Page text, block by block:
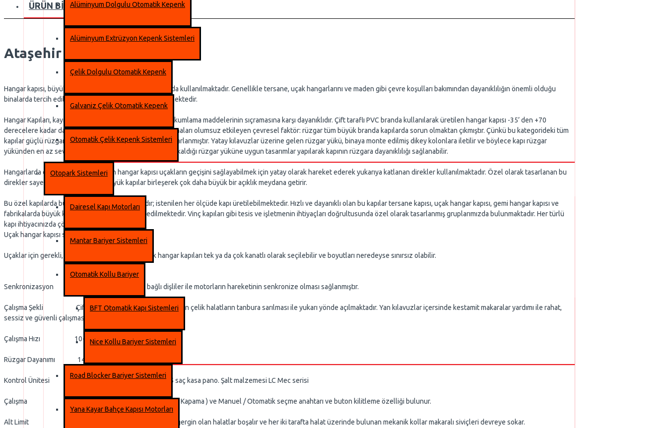
Alüminyum Dolgulu Otomatik Kepenk
Alüminyum Extrüzyon Kepenk Sistemleri
Çelik Dolgulu Otomatik Kepenk
Galvaniz Çelik Otomatik Kepenk
Otomatik Çelik Kepenk Sistemleri
Otopark Sistemleri
Dairesel Kapı Motorları
Mantar Bariyer Sistemleri
Otomatik Kollu Bariyer
BFT Otomatik Kapı Sistemleri
Nice Kollu Bariyer Sistemleri
Road Blocker Bariyer Sistemleri
Yana Kayar Bahçe Kapısı Motorları
ÜRÜN BILGISI MÜŞTERI YORUMLARI
Ataşehir Hangar Kapısı
Hangar kapısı, büyük ölçülerde kapı açıklığı olan binalarda kullanılmaktadır. Genellikle tersane, uçak hangarlarını ve maden gibi çevre koşulları bakımından dayanıklılığın önemli olduğu
binalarda tercih edilmektedir. Mega kapı olarak da bilinmektedir.
Hangar Kapıları, kaynak ve bileme kaynaklı kıvılcım ya da kumlama maddelerinin sıçramasına karşı dayanıklıdır. Çift taraflı PVC branda kullanılarak üretilen hangar kapısı -35’ den +70
derecelere kadar dayanıklıdır. En çok karşılaşılan ve çalışmaları olumsuz etkileyen çevresel faktör: rüzgar tüm büyük branda kapılarda sorun olmaktan çıkmıştır. Çünkü bu kategorideki tüm
kapılar güçlü rüzgar yükünü minimize edecek şekilde tasarlanmıştır. Yatay kılavuzlar üzerine gelen rüzgar yükü, binaya monte edilmiş dikey kolonlara iletilir ve böylece kapı rüzgar
yükünden en az seviyede etkilenmiş olur. Tesisin maruz kaldığı rüzgar yüküne uygun tasarımlar yapılarak kapının rüzgara dayanıklılığı sağlanabilir.
Hangarlarda da oldukça tercih edilen hangar kapısı uçakların geçişini sağlayabilmek için yatay olarak hareket ederek yukarıya katlanan direkler kullanılmaktadır. Özel olarak tasarlanan bu
direkler sayesinde yan yana olan büyük kapılar birleşerek çok daha büyük bir açıklık meydana getirir.
Bu özel kapılarda büyüklük neredeyse sınırsızdır; istenilen her ölçüde kapı üretilebilmektedir. Hızlı ve dayanıklı olan bu kapılar tersane kapısı, uçak hangar kapısı, gemi hangar kapısı ve
fabrikalarda büyük kapılarınızı kapatmak tercih edilmektedir. Vinç kapıları gibi tesis ve işletmenin ihtiyaçları doğrultusunda özel olarak tasarlanmış gruplarımızda bulunmaktadır. Her türlü
kapı ihtiyacınızda çözüm ortağınızız.
Uçak hangar kapısı sistemleri
Uçaklar için gerekli, genellikle çok geniş olan uçak hangar kapıları tek ya da çok kanatlı olarak seçilebilir ve boyutları neredeyse sınırsız olabilir.
Senkronizasyon Tamburlar ve bunlara bağlı dişliler ile motorların hareketinin senkronize olması sağlanmıştır.
Çalışma Şekli Çift motor kullanılarak her iki taraftan çelik halatların tanbura sarılması ile yukarı yönde açılmaktadır. Yan kılavuzlar içersinde kestamit makaralar yardımı ile rahat,
sessiz ve güvenli çalışması sağlanmıştır.
Çalışma Hızı 10-12 m/dk
Rüzgar Dayanımı 140 km/s
Kontrol Ünitesi Özel tasarım koruma sınıfı IP 65 saç kasa pano. Şalt malzemesi LC Mec serisi
Çalışma Buton kontröllü ( Açma - Acil Stop - Kapama ) ve Manuel / Otomatik seçme anahtarı ve buton kilitleme özelliği bulunur.
Alt Limit Kapı kapanmasını tamamladığında gergin olan halatlar boşalır ve her iki tarafta halat üzerinde bulunan mekanik kollar makaralı siviçleri devreye sokar.